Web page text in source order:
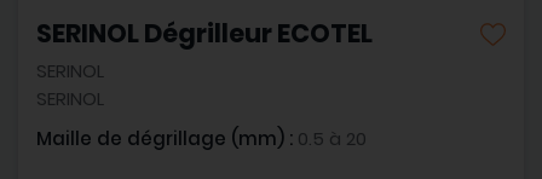
SERINOL Dégrilleur ECOTEL
SERINOL
SERINOL
Maille de dégrillage (mm) : 0.5 à 20